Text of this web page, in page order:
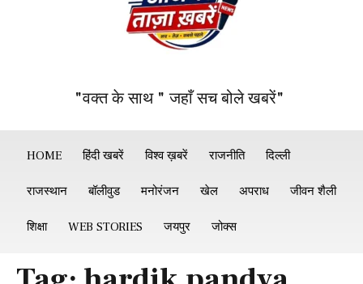
"वक्त के साथ " जहाँ सच बोले खबरें"
HOME हिंदी खबरें विश्व ख़बरें राजनीति दिल्ली
राजस्थान बॉलीवुड मनोरंजन खेल अपराध जीवन शैली
शिक्षा WEB STORIES जयपुर जोक्स